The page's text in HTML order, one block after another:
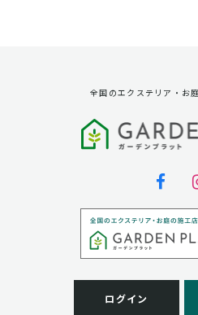
第三者への提供
弊社は法律で定められている
個人情報の取扱い業務の
弊社は事業運営上、お客様に
るために業務の一部を外部に
客様には、貴殿の個人情報の
全国のエクステリア・お
ログイン